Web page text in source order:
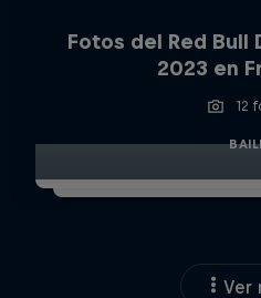
Fotos del Red Bull
2023 en
12
Ver